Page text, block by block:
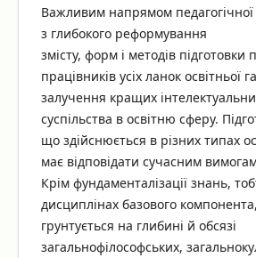
Важливим напрямом педагогічної
з глибокого реформування
змісту, форм і методів підготовки
працівників усіх ланок освітньої
залучення кращих
суспільства в освітню сферу.
що здійснюється в різних типах
має відповідати сучасним
Крім фундаменталізації знань,
дисциплінах базового
грунтується на глибині й обсязі
загальнофілософських,